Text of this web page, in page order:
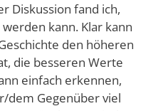
Diskussion fand ich,
kann. Klar kann
den höheren
die besseren Werte
einfach erkennen,
dem Gegenüber viel